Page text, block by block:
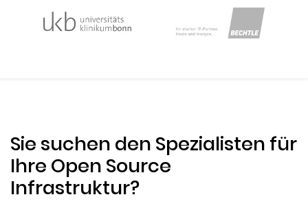
Sie suchen den Spezialisten für
Ihre Open Source
Infrastruktur?